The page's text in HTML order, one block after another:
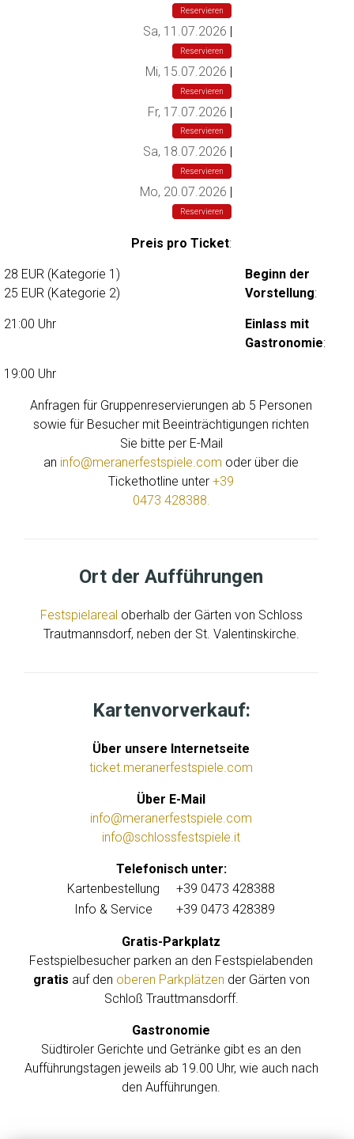
Reservieren
Sa, 11.07.2026 |
Reservieren
Mi, 15.07.2026 |
Reservieren
Fr, 17.07.2026 |
Reservieren
Sa, 18.07.2026
Reservieren
Mo, 20.07.2026 |
Reservieren
Preis pro Ticket:
28 EUR (Kategorie 1)
25 EUR (Kategorie 2)
Beginn der
Vorstellung:
21:00 Uhr
Einlass mit
Gastronomie:
19:00 Uhr
Anfragen für Gruppenreservierungen ab 5 Personen
sowie für Besucher mit Beeinträchtigungen richten
Sie bitte per E-Mail
an info@meranerfestspiele.com oder über die
Tickethotline unter +39
0473 428388.
Ort der Aufführungen
Festspielareal oberhalb der Gärten von Schloss
Trautmannsdorf, neben der St. Valentinskirche.
Kartenvorverkauf:
Über unsere Internetseite
ticket.meranerfestspiele.com
Über E-Mail
info@meranerfestspiele.com
info@schlossfestspiele.it
Telefonisch unter:
Kartenbestellung
+39 0473 428388
Info & Service
+39 0473 428389
Gratis-Parkplatz
Festspielbesucher parken an den Festspielabenden
gratis auf den oberen Parkplätzen der Gärten von
Schloß Trauttmansdorff.
Gastronomie
Südtiroler Gerichte und Getränke gibt es an den
Aufführungstagen jeweils ab 19.00 Uhr, wie auch nach
den Aufführungen.